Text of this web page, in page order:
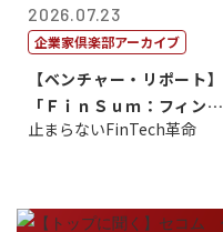
2026.07.23
企業家倶楽部アーカイブ
【ベンチャー・リポート】
「ＦｉｎＳｕｍ：フィンテ
ック・サミッ...
止まらないFinTech革命